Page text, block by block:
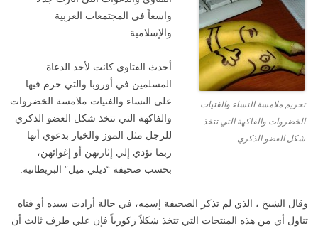
تحريم ملامسة النساء والفتيات
الخضروات والفاكهة التي تتخذ
شكل العضو الذكري
واسعاً في المجتمعات العربية
والإسلامية.
أحدث الفتاوى كانت لأحد الدعاة
المسلمين في أوروبا والتي حرم فيها
على النساء والفتيات ملامسة الخضروات
والفاكهة التي تتخذ شكل العضو الذكري
للرجل مثل الموز والخيار بدعوي أنها
ربما تؤدي إلي إثارتهن أو إغوائهن،
بحسب صحيفة “ديلي ميل” البريطانية.
وقال الشيخ ، الذي لم تذكر الصحيفة إسمه، في حالة أرادت سيده أو فتاه
تناول أي من هذه المنتجات التي تتخذ شكلاً زكورياً فإن علي طرف ثالث أن